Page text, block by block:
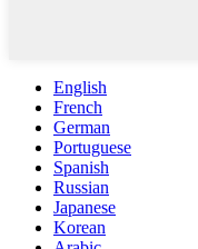
English
French
German
Portuguese
Spanish
Russian
Japanese
Korean